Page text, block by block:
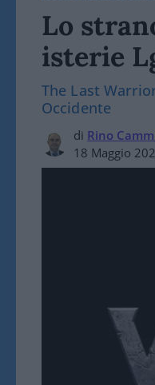
Lo
isterie
The Last
Occidente
di Rino
18 Maggio